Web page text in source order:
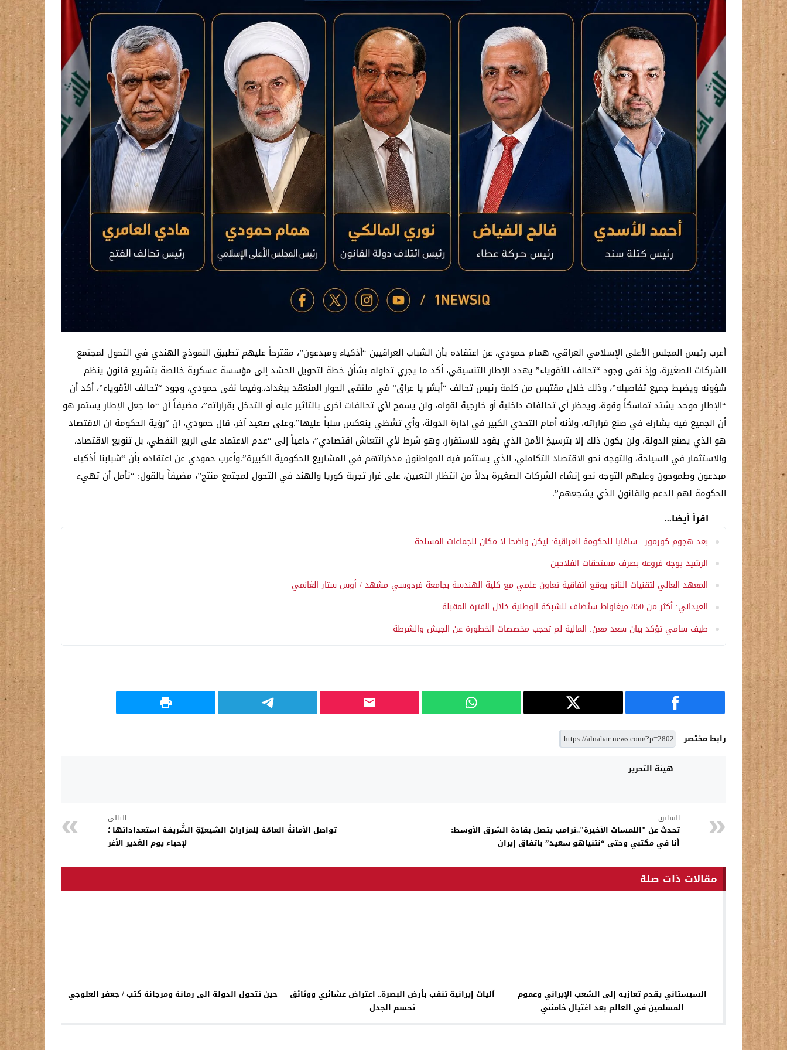
أعرب رئيس المجلس الأعلى الإسلامي العراقي، همام حمودي، عن اعتقاده بأن الشباب العراقيين “أذكياء ومبدعون”، مقترحاً عليهم تطبيق النموذج الهندي في التحول لمجتمع
الشركات الصغيرة، وإذ نفى وجود “تحالف للأقوياء” يهدد الإطار التنسيقي، أكد ما يجري تداوله بشأن خطة لتحويل الحشد إلى مؤسسة عسكرية خالصة بتشريع قانون ينظم
شؤونه ويضبط جميع تفاصيله”، وذلك خلال مقتبس من كلمة رئيس تحالف “أبشر يا عراق” في ملتقى الحوار المنعقد ببغداد،.وفيما نفى حمودي، وجود “تحالف الأقوياء”، أكد أن
“الإطار موحد يشتد تماسكاً وقوة، ويحظر أي تحالفات داخلية أو خارجية لقواه، ولن يسمح لأي تحالفات أخرى بالتأثير عليه أو التدخل بقراراته”، مضيفاً أن “ما جعل الإطار يستمر هو
أن الجميع فيه يشارك في صنع قراراته، ولأنه أمام التحدي الكبير في إدارة الدولة، وأي تشظي ينعكس سلباً عليها”.وعلى صعيد آخر، قال حمودي، إن “رؤية الحكومة ان الاقتصاد
هو الذي يصنع الدولة، ولن يكون ذلك إلا بترسيخ الأمن الذي يقود للاستقرار، وهو شرط لأي انتعاش اقتصادي”، داعياً إلى “عدم الاعتماد على الريع النفطي، بل تنويع الاقتصاد،
والاستثمار في السياحة، والتوجه نحو الاقتصاد التكاملي، الذي يستثمر فيه المواطنون مدخراتهم في المشاريع الحكومية الكبيرة”.وأعرب حمودي عن اعتقاده بأن “شبابنا أذكياء
مبدعون وطموحون وعليهم التوجه نحو إنشاء الشركات الصغيرة بدلاً من انتظار التعيين، على غرار تجربة كوريا والهند في التحول لمجتمع منتج”، مضيفاً بالقول: “نأمل أن تهيء
الحكومة لهم الدعم والقانون الذي يشجعهم”.
اقرأ أيضا...
بعد هجوم كورمور.. سافايا للحكومة العراقية: ليكن واضحا لا مكان للجماعات المسلحة
الرشيد يوجه فروعه بصرف مستحقات الفلاحين
المعهد العالي لتقنيات النانو يوقع اتفاقية تعاون علمي مع كلية الهندسة بجامعة فردوسي مشهد / أوس ستار الغانمي
العيداني: أكثر من 850 ميغاواط ستُضاف للشبكة الوطنية خلال الفترة المقبلة
طيف سامي تؤكد بيان سعد معن: المالية لم تحجب مخصصات الخطورة عن الجيش والشرطة
رابط مختصر
هيئة التحرير
السابق
تحدث عن "اللمسات الأخيرة"..ترامب يتصل بقادة الشرق الأوسط:
أنا في مكتبي وحتى “نتنياهو سعيد” باتفاق إيران
التالي
تواصل الأمانةُ العامّة لِلمزاراتِ الشيعيّةِ الشَّريفة استعداداتها ؛
لإحياء يوم الغدير الأغر
مقالات ذات صلة
السيستاني يقدم تعازيه إلى الشعب الإيراني وعموم
المسلمين في العالم بعد اغتيال خامنئي
آليات إيرانية تنقب بأرض البصرة.. اعتراض عشائري ووثائق
تحسم الجدل
حين تتحول الدولة الى رمانة ومرجانة كتب / جعفر العلوجي